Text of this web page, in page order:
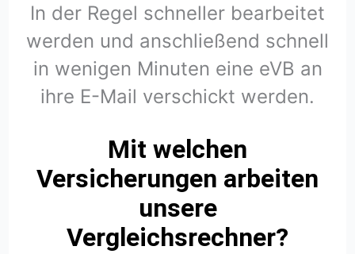
In der Regel schneller bearbeitet
werden und anschließend schnell
in wenigen Minuten eine eVB an
ihre E-Mail verschickt werden.
Mit welchen
Versicherungen arbeiten
unsere
Vergleichsrechner?